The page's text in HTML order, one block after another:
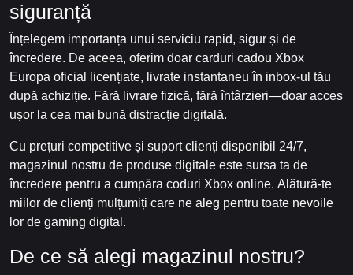
siguranță
Înțelegem importanța unui serviciu rapid, sigur și de
încredere. De aceea, oferim doar carduri cadou Xbox
Europa oficial licențiate, livrate instantaneu în inbox-ul tău
după achiziție. Fără livrare fizică, fără întârzieri—doar acces
ușor la cea mai bună distracție digitală.
Cu prețuri competitive și suport clienți disponibil 24/7,
magazinul nostru de produse digitale este sursa ta de
încredere pentru a cumpăra coduri Xbox online. Alătură-te
miilor de clienți mulțumiți care ne aleg pentru toate nevoile
lor de gaming digital.
De ce să alegi magazinul nostru?